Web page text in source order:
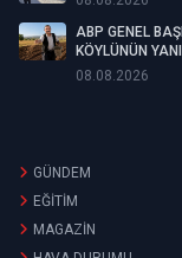
ABP GENEL
KÖYLÜNÜN
08.08.2026
GÜNDEM
EĞİTİM
MAGAZİN